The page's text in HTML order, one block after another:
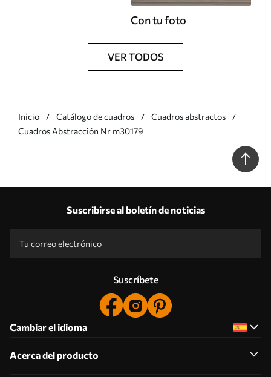
Con tu foto
VER TODOS
Inicio Catálogo de cuadros
Cuadros abstractos
Cuadros Abstracción Nr m30179
Suscribirse al boletín de noticias
Suscríbete
Cambiar el idioma
Acerca del producto